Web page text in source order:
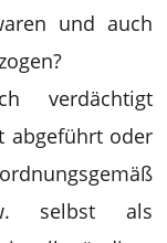
und auch
verdächtigt
abgeführt oder
selbst als